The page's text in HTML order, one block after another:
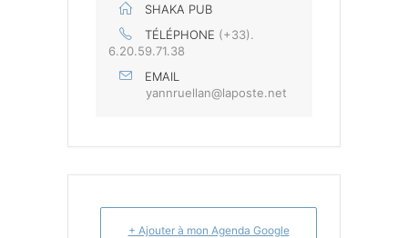
SHAKA PUB
TÉLÉPHONE (+33).
6.20.59.71.38
EMAIL
yannruellan@laposte.net
+ Ajouter à mon Agenda Google